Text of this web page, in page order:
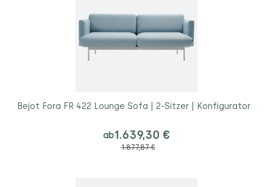
Bejot Fora FR 422 Lounge Sofa | 2-Sitzer | Konfigurator
ab1.639,30 €
1.877,87 €